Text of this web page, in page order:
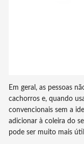
Em geral, as pessoas
cachorros e, quando
convencionais sem a
adicionar à coleira do
pode ser muito mais